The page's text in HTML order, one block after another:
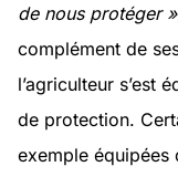
de nous protéger »
complément de
l’agriculteur s’est
de protection.
exemple